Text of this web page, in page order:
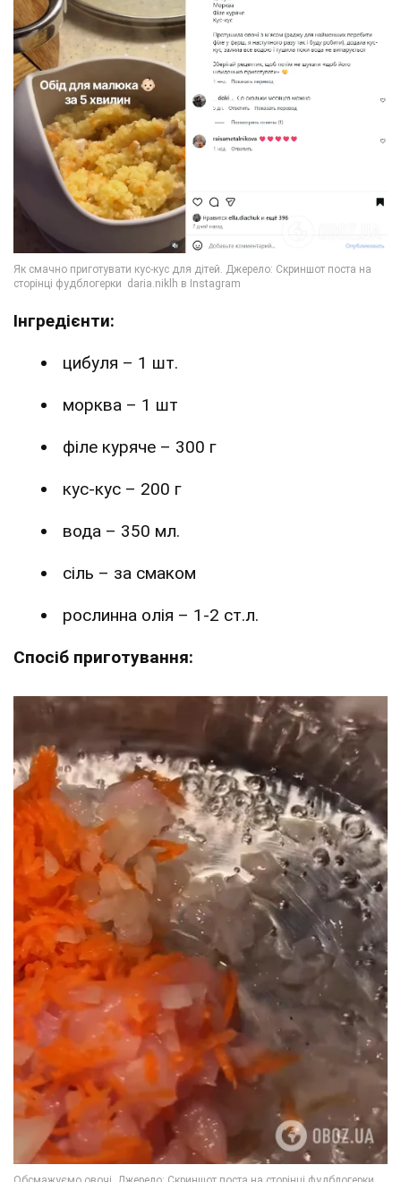
Інгредієнти:
цибуля – 1 шт.
морква – 1 шт
філе куряче – 300 г
кус-кус – 200 г
вода – 350 мл.
сіль – за смаком
рослинна олія – 1-2 ст.л.
Спосіб приготування: